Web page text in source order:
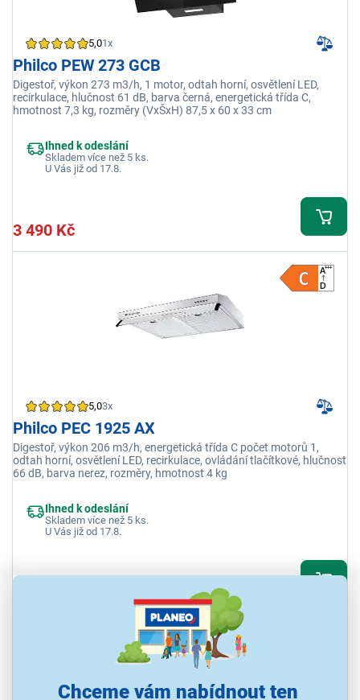
Chceme vám nabídnout ten
5,01x
Philco PEW 273 GCB
Digestoř, výkon 273 m3/h, 1 motor, odtah horní, osvětlení LED,
recirkulace, hlučnost 61 dB, barva černá, energetická třída C,
hmotnost 7,3 kg, rozměry (VxŠxH) 87,5 x 60 x 33 cm
Ihned k odeslání
Skladem více než 5 ks.
U Vás již od 17.8.
3 490 Kč
5,03x
Philco PEC 1925 AX
Digestoř, výkon 206 m3/h, energetická třída C počet motorů 1,
odtah horní, osvětlení LED, recirkulace, ovládání tlačítkové, hlučnost
66 dB, barva nerez, rozměry, hmotnost 4 kg
Ihned k odeslání
Skladem více než 5 ks.
U Vás již od 17.8.